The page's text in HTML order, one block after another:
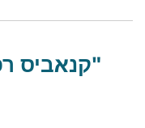
"קנאביס